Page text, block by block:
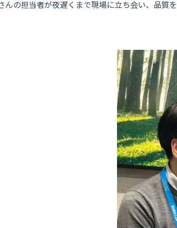
んの担当者が夜遅くまで現場に立ち会い、品